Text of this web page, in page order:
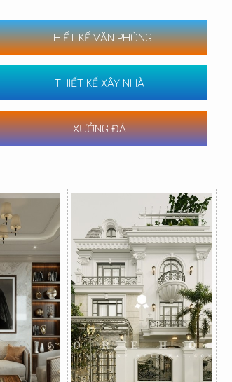
THIẾT KẾ VĂN PHÒNG
THIẾT KẾ XÂY NHÀ
XƯỞNG ĐÁ